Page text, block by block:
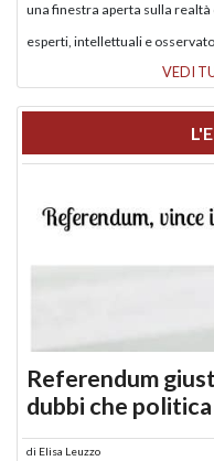
una finestra aperta sulla
esperti, intellettuali e
VEDI
Referendum
dubbi che politica
di Elisa Leuzzo